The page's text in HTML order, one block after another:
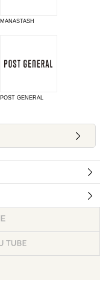
MANASTASH
POST GENERAL